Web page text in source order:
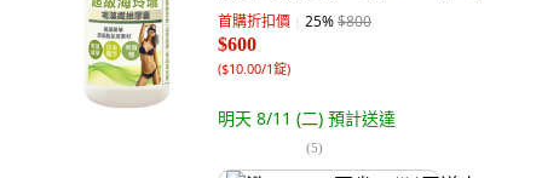
首購折扣價 25%$800
$600
($10.00/1錠)
明天 8/11 (二) 預計送達
(5)